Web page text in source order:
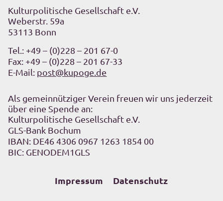
Kulturpolitische Gesellschaft e.V.
Weberstr. 59a
53113 Bonn
Tel.: +49 – (0)228 – 201 67-0
Fax: +49 – (0)228 – 201 67-33
E-Mail: post@kupoge.de
Als gemeinnütziger Verein freuen wir uns jederzeit
über eine Spende an:
Kulturpolitische Gesellschaft e.V.
GLS-Bank Bochum
IBAN: DE46 4306 0967 1263 1854 00
BIC: GENODEM1GLS
Impressum Datenschutz